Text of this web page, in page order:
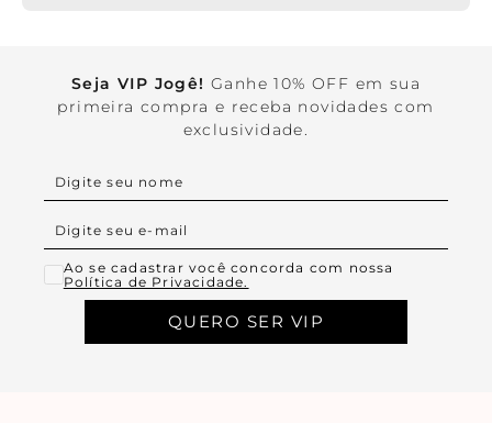
Seja VIP Jogê! Ganhe 10% OFF em sua
primeira compra e receba novidades com
exclusividade.
Ao se cadastrar você concorda com nossa
Política de Privacidade.
QUERO SER VIP